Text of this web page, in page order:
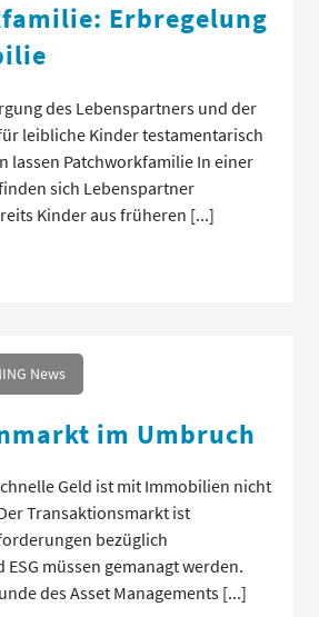
Erbregelung
des Lebenspartners und der
leibliche Kinder testamentarisch
lassen Patchworkfamilie In einer
sich Lebenspartner
Kinder aus früheren [...]
News
im Umbruch
Geld ist mit Immobilien nicht
Transaktionsmarkt ist
bezüglich
müssen gemanagt werden.
des Asset Managements [...]